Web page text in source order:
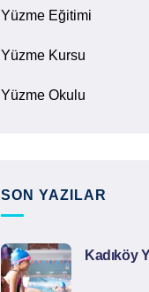
Yüzme Eğitimi
Yüzme Kursu
Yüzme Okulu
SON YAZILAR
Kadıköy